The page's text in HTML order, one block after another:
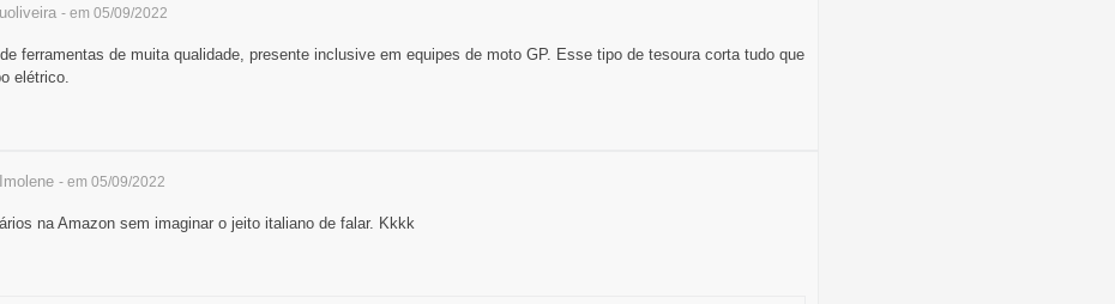
- em 05/09/2022
ferramentas de muita qualidade, presente inclusive em equipes de moto GP. Esse tipo de tesoura corta tudo que
elétrico.
- em 05/09/2022
na Amazon sem imaginar o jeito italiano de falar. Kkkk